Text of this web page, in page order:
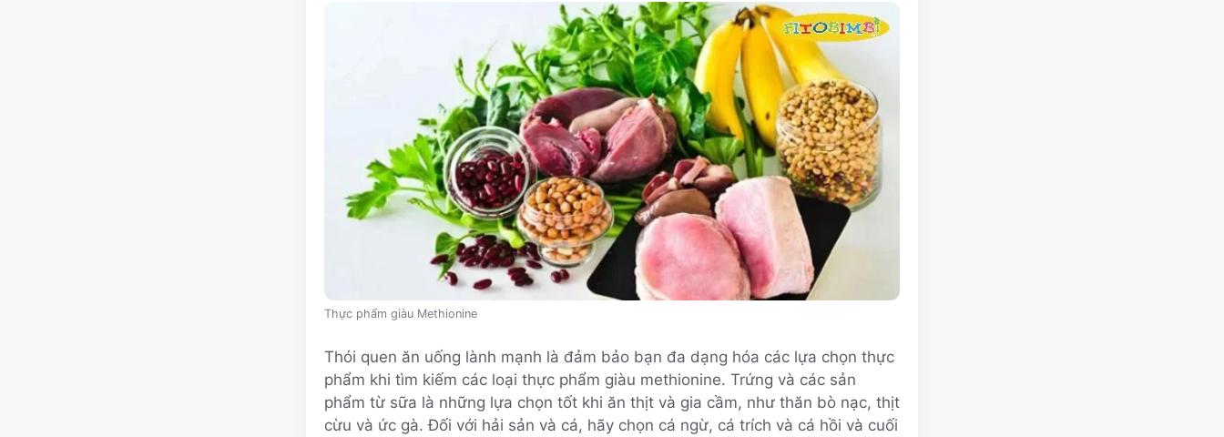
Thực phẩm giàu Methionine
Thói quen ăn uống lành mạnh là đảm bảo bạn đa dạng hóa các lựa chọn thực
phẩm khi tìm kiếm các loại thực phẩm giàu methionine. Trứng và các sản
phẩm từ sữa là những lựa chọn tốt khi ăn thịt và gia cầm, như thăn bò nạc, thịt
cừu và ức gà. Đối với hải sản và cá, hãy chọn cá ngừ, cá trích và cá hồi và cuối